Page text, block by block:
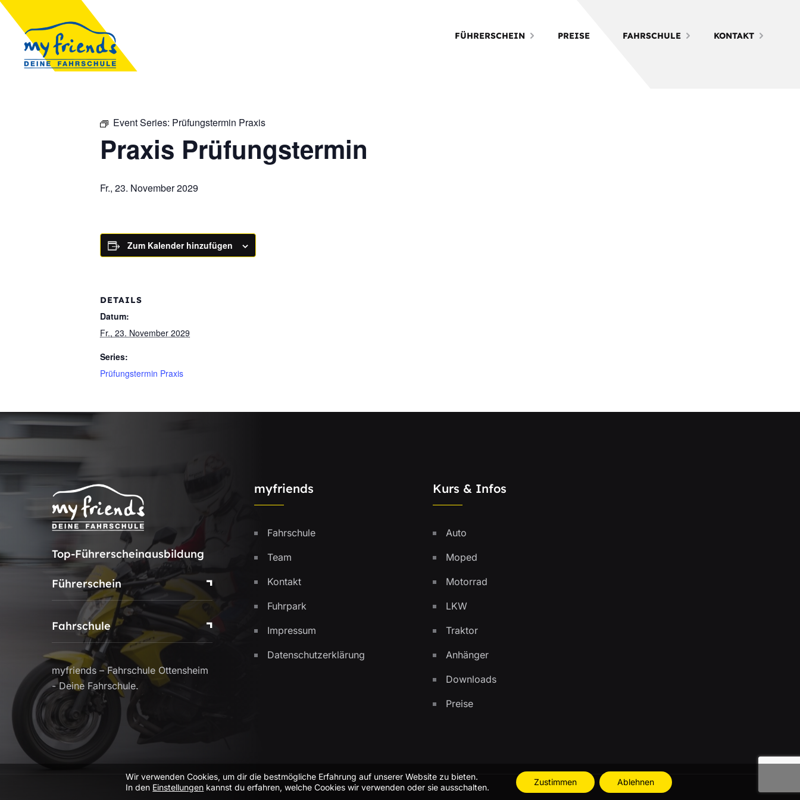
FÜHRERSCHEIN PREISE FAHRSCHULE KONTAKT
Event Series: Prüfungstermin Praxis
Praxis Prüfungstermin
Fr., 23. November 2029
Zum Kalender hinzufügen
DETAILS
Datum:
Fr., 23. November 2029
Series:
Prüfungstermin Praxis
Top-Führerscheinausbildung
Führerschein
Fahrschule
myfriends – Fahrschule Ottensheim
- Deine Fahrschule.
myfriends
Fahrschule
Team
Kontakt
Fuhrpark
Impressum
Datenschutzerklärung
Kurs & Infos
Auto
Moped
Motorrad
LKW
Traktor
Anhänger
Downloads
Preise
Wir verwenden Cookies, um dir die bestmögliche Erfahrung auf unserer Website zu bieten.
In den Einstellungen kannst du erfahren, welche Cookies wir verwenden oder sie ausschalten.
Zustimmen Ablehnen